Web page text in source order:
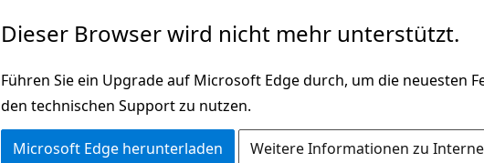
Dieser Browser wird nicht mehr unterstützt.
Führen Sie ein Upgrade auf Microsoft Edge durch, um die neuesten
den technischen Support zu nutzen.
Microsoft Edge herunterladen Weitere Informationen zu